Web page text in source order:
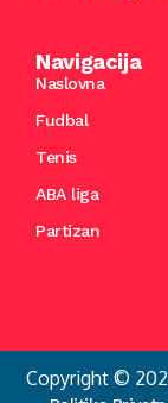
Navigacija
Naslovna
Fudbal
Tenis
ABA liga
Partizan
Copyright ©